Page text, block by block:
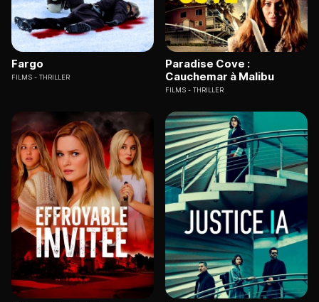
Fargo
FILMS THRILLER
Paradise Cove :
Cauchemar à Malibu
FILMS THRILLER